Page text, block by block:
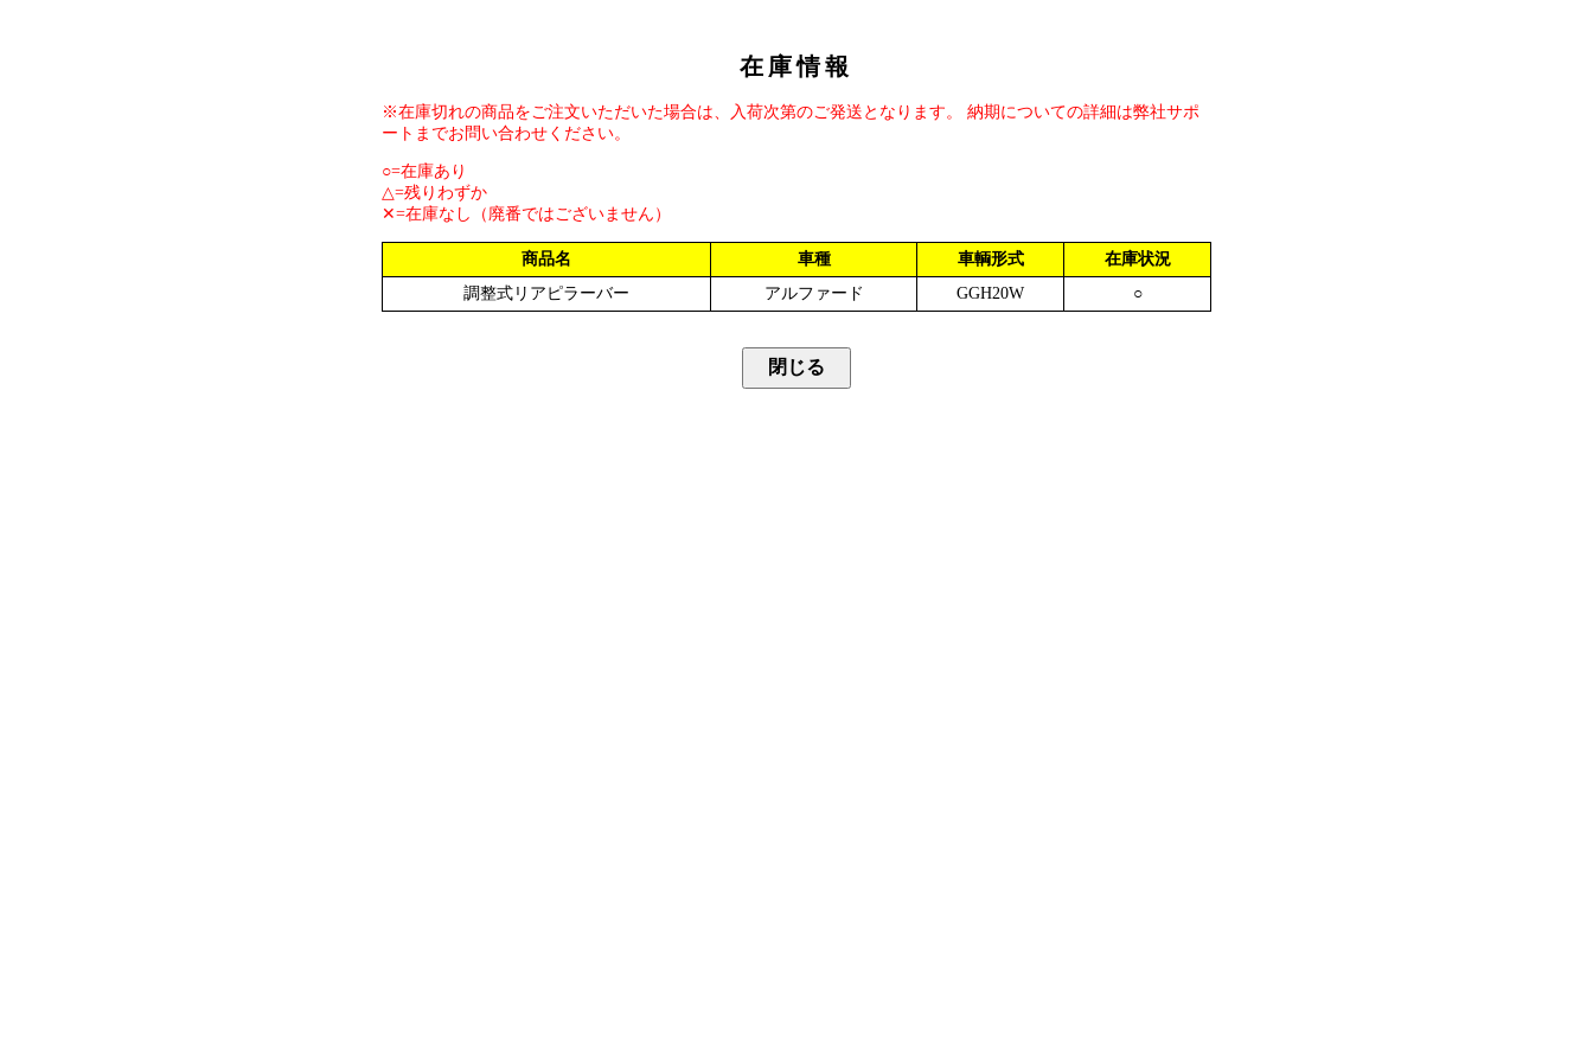
在庫情報
※在庫切れの商品をご注文いただいた場合は、入荷次第のご発送となります。 納期についての詳細は弊社サポ
ートまでお問い合わせください。
○=在庫あり
△=残りわずか
✕=在庫なし（廃番ではございません）
商品名 車種 車輌形式
在庫状況
調整式リアピラーバー
アルファード GGH20W ○